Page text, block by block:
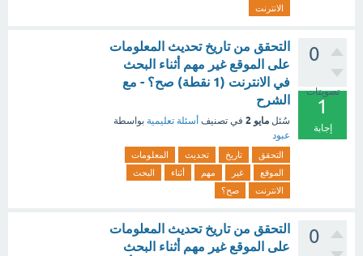
الانترنت
0
تصويتات
1
إجابة
التحقق من تاريخ تحديث المعلومات
على الموقع غير مهم أثناء البحث
في الانترنت (1 نقطة) صح؟ - مع
الشرح
سُئل مايو 2 في تصنيف أسئلة تعليمية بواسطة
عبود
التحقق تاريخ تحديث
المعلومات
الموقع
غير مهم أثناء
البحث
الانترنت
صح؟
0
التحقق من تاريخ تحديث المعلومات
على الموقع غير مهم أثناء البحث